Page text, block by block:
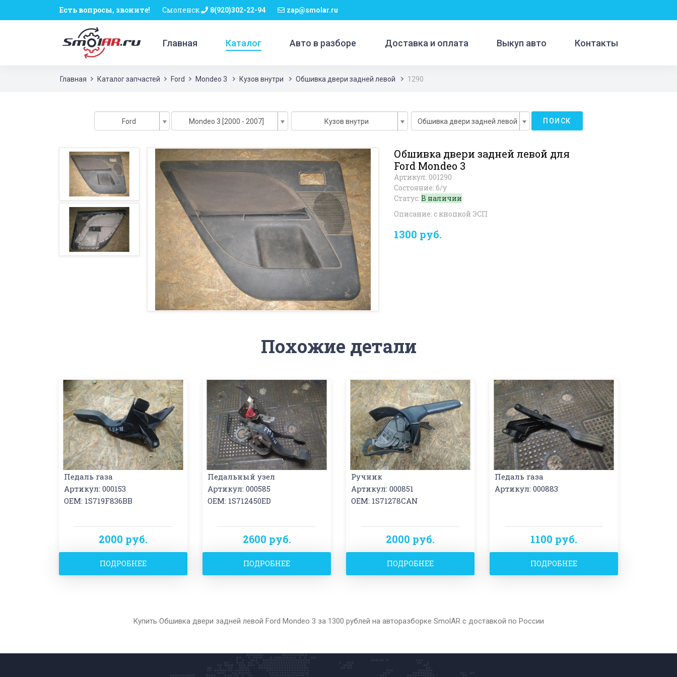
Есть вопросы, звоните! Смоленск 8(920)302-22-94 zap@smolar.ru
Главная Каталог Авто в разборе Доставка и оплата Выкуп авто Контакты
Главная Каталог запчастей Ford Mondeo 3 Кузов внутри Обшивка двери задней левой 1290
Ford Mondeo 3 [2000 - 2007] Кузов внутри Обшивка двери задней левой ПОИСК
Обшивка двери задней левой для
Ford Mondeo 3
Артикул: 001290
Состояние: б/у
Статус: В наличии
Описание: с кнопкой ЭСП
1300 руб.
Похожие детали
Педаль газа
Артикул: 000153
OEM: 1S719F836BB
2000 руб.
ПОДРОБНЕЕ
Педальный узел
Артикул: 000585
OEM: 1S712450ED
2600 руб.
ПОДРОБНЕЕ
Ручник
Артикул: 000851
OEM: 1S71278CAN
2000 руб.
ПОДРОБНЕЕ
Педаль газа
Артикул: 000883
1100 руб.
ПОДРОБНЕЕ
Купить Обшивка двери задней левой Ford Mondeo 3 за 1300 рублей на авторазборке SmolAR с доставкой по России